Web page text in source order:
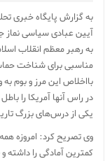
به گزارش پایگاه خبری
آیین عبادی سیاسی
به رهبر معظم انقلاب
مناسبی برای شناخت
بااخلاص این مرز و بوم
در راس آنها آمریکا را
یکی از درس‌های بزرگ
وی تصریح کرد: امروزه
کمترین آمادگی را داشته